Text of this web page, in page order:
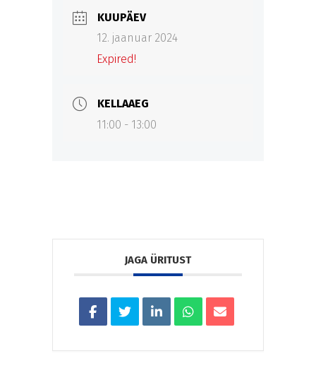
KUUPÄEV
12. jaanuar 2024
Expired!
KELLAAEG
11:00 - 13:00
JAGA ÜRITUST